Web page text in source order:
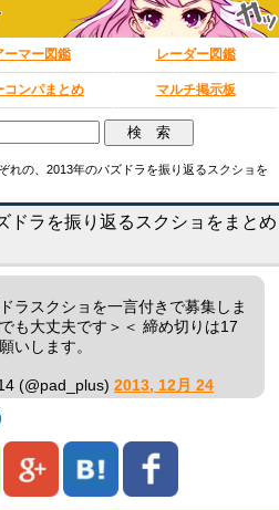
ーマー図鑑 レーダー図鑑
コンパまとめ マルチ掲示板
れの、2013年のパズドラを振り返るスクショを
ドラを振り返るスクショをまとめ
ラスクショを一言付きで募集しま
も大丈夫です＞＜ 締め切りは17
いします。
(@pad_plus)2013, 12月 24